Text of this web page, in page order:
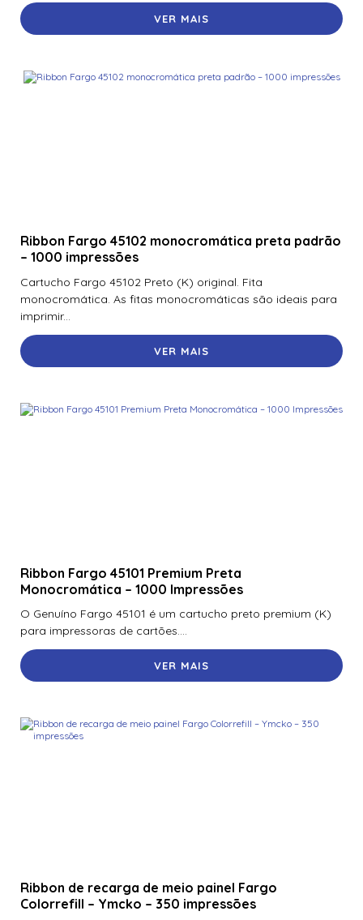
VER MAIS
Ribbon Fargo 45102 monocromática preta padrão
– 1000 impressões
Cartucho Fargo 45102 Preto (K) original. Fita
monocromática. As fitas monocromáticas são ideais para
imprimir...
VER MAIS
Ribbon Fargo 45101 Premium Preta
Monocromática – 1000 Impressões
O Genuíno Fargo 45101 é um cartucho preto premium (K)
para impressoras de cartões....
VER MAIS
Ribbon de recarga de meio painel Fargo
Colorrefill – Ymcko – 350 impressões